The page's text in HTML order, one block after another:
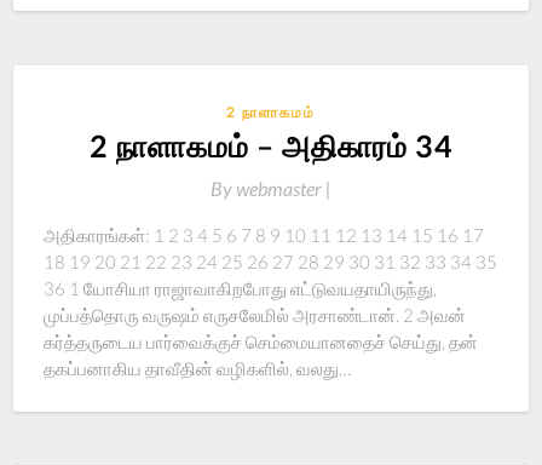
2 நாளாகமம்
2 நாளாகமம் – அதிகாரம் 34
By webmaster |
அதிகாரங்கள்: 1 2 3 4 5 6 7 8 9 10 11 12 13 14 15 16 17
18 19 20 21 22 23 24 25 26 27 28 29 30 31 32 33 34 35
36 1 யோசியா ராஜாவாகிறபோது எட்டுவயதாயிருந்து,
முப்பத்தொரு வருஷம் எருசலேமில் அரசாண்டான். 2 அவன்
கர்த்தருடைய பார்வைக்குச் செம்மையானதைச் செய்து, தன்
தகப்பனாகிய தாவீதின் வழிகளில், வலது…